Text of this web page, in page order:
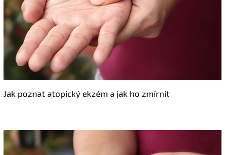
Jak poznat atopický ekzém a jak ho zmírnit